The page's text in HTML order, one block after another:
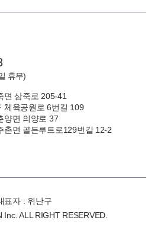
휴무)
면 삼죽로 205-41
체육공원로 6번길 109
양면 의양로 37
촌면 골든루트로129번길 12-2
표자 : 위난구
ALL RIGHT RESERVED.